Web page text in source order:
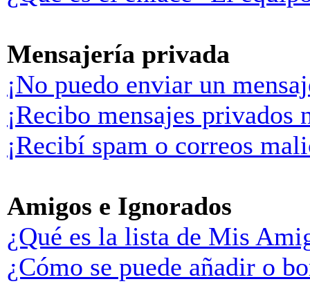
Mensajería privada
¡No puedo enviar un
¡Recibo mensajes privados
¡Recibí spam o correos
Amigos e Ignorados
¿Qué es la lista de Mis
¿Cómo se puede añadir o